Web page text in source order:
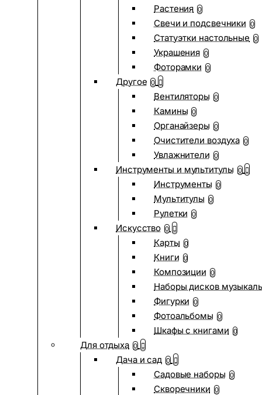
Растения 0
Свечи и подсвечники 0
Статуэтки настольные 0
Украшения 0
Фоторамки 0
Другое 0
Вентиляторы 0
Камины 0
Органайзеры 0
Очистители воздуха 0
Увлажнители 0
Инструменты и мультитулы 0
Инструменты 0
Мультитулы 0
Рулетки 0
Искусство 0
Карты 0
Книги 0
Композиции 0
Наборы дисков
Фигурки 0
Фотоальбомы 0
Шкафы с книгами 0
Для отдыха 0
Дача и сад 0
Садовые наборы 0
Скворечники 0